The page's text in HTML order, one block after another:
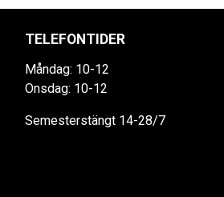
TELEFONTIDER
Måndag: 10-12
Onsdag: 10-12
Semesterstängt 14-28/7